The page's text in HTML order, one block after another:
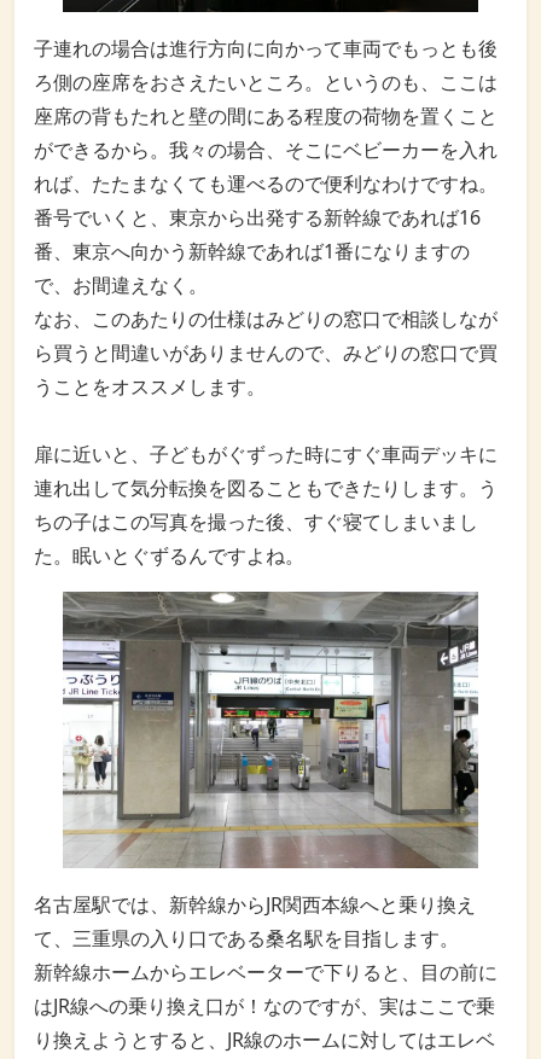
子連れの場合は進行方向に向かって車両でもっとも後
ろ側の座席をおさえたいところ。というのも、ここは
座席の背もたれと壁の間にある程度の荷物を置くこと
ができるから。我々の場合、そこにベビーカーを入れ
れば、たたまなくても運べるので便利なわけですね。
番号でいくと、東京から出発する新幹線であれば16
番、東京へ向かう新幹線であれば1番になりますの
で、お間違えなく。
なお、このあたりの仕様はみどりの窓口で相談しなが
ら買うと間違いがありませんので、みどりの窓口で買
うことをオススメします。
扉に近いと、子どもがぐずった時にすぐ車両デッキに
連れ出して気分転換を図ることもできたりします。う
ちの子はこの写真を撮った後、すぐ寝てしまいまし
た。眠いとぐずるんですよね。
名古屋駅では、新幹線からJR関西本線へと乗り換え
て、三重県の入り口である桑名駅を目指します。
新幹線ホームからエレベーターで下りると、目の前に
はJR線への乗り換え口が！なのですが、実はここで乗
り換えようとすると、JR線のホームに対してはエレベ